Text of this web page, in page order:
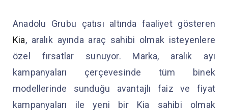
Anadolu Grubu çatısı altında faaliyet gösteren
Kia, aralık ayında araç sahibi olmak isteyenlere
özel fırsatlar sunuyor. Marka, aralık ayı
kampanyaları çerçevesinde tüm binek
modellerinde sunduğu avantajlı faiz ve fiyat
kampanyaları ile yeni bir Kia sahibi olmak